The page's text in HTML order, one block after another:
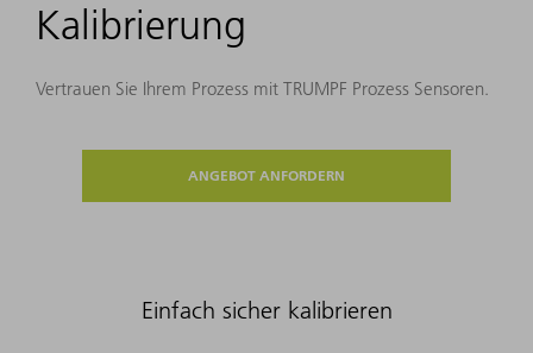
Kalibrierung
Vertrauen Sie Ihrem Prozess mit TRUMPF Prozess Sensoren.
ANGEBOT ANFORDERN
Einfach sicher kalibrieren